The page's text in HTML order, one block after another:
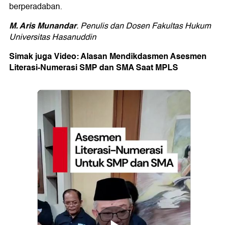
berperadaban.
M. Aris Munandar. Penulis dan Dosen Fakultas Hukum
Universitas Hasanuddin
Simak juga Video: Alasan Mendikdasmen Asesmen
Literasi-Numerasi SMP dan SMA Saat MPLS